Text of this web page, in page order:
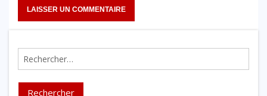
Rechercher :